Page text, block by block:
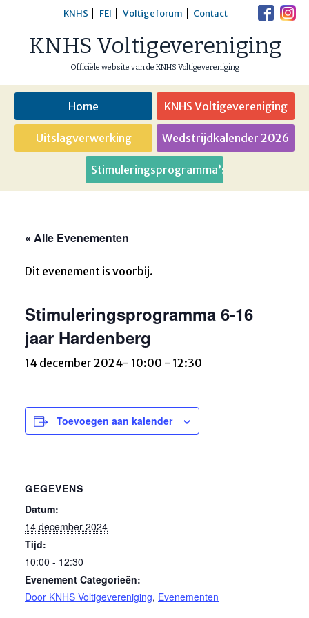
content
KNHS FEI Voltigeforum Contact
KNHS Voltigevereniging
Officiële website van de KNHS Voltigevereniging
Home KNHS Voltigevereniging
Uitslagverwerking Wedstrijdkalender 2026
Stimuleringsprogramma’s
« Alle Evenementen
Dit evenement is voorbij.
Stimuleringsprogramma 6-16
jaar Hardenberg
14 december 2024- 10:00 - 12:30
Toevoegen aan kalender
GEGEVENS
Datum:
14 december 2024
Tijd:
10:00 - 12:30
Evenement Categorieën:
Door KNHS Voltigevereniging, Evenementen